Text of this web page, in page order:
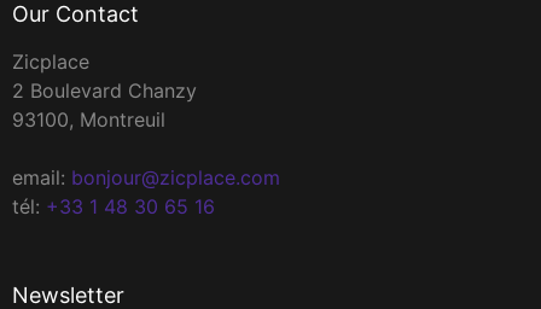
Our Contact
Zicplace
2 Boulevard Chanzy
93100, Montreuil
email: bonjour@zicplace.com
tél: +33 1 48 30 65 16
Newsletter